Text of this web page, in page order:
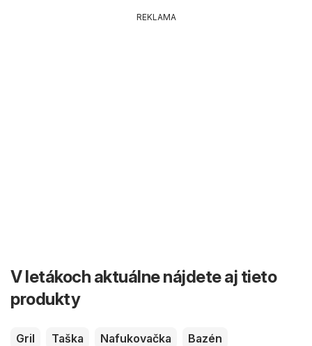
REKLAMA
V letákoch aktuálne nájdete aj tieto
produkty
Gril Taška Nafukovačka Bazén